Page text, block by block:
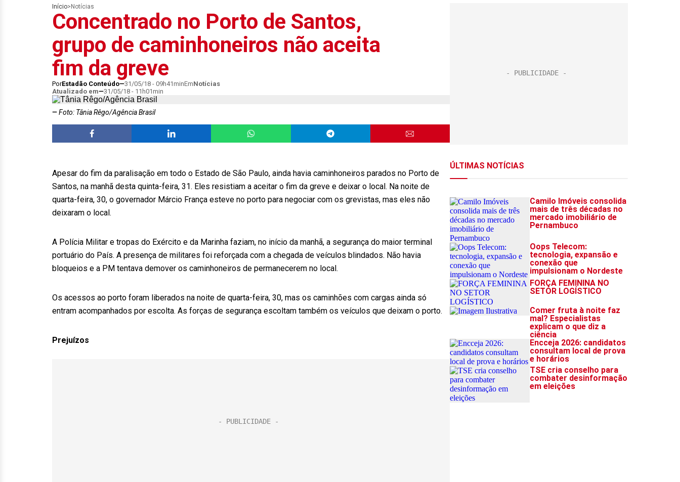
Início> Notícias
Concentrado no Porto de Santos,
grupo de caminhoneiros não aceita
fim da greve
PorEstadão Conteúdo 31/05/18 - 09h41minEmNotícias
Atualizado em
31/05/18 - 11h01min
Foto: Tânia Rêgo/Agência Brasil
Apesar do fim da paralisação em todo o Estado de São Paulo, ainda havia caminhoneiros parados no Porto de
Santos, na manhã desta quinta-feira, 31. Eles resistiam a aceitar o fim da greve e deixar o local. Na noite de
quarta-feira, 30, o governador Márcio França esteve no porto para negociar com os grevistas, mas eles não
deixaram o local.
A Polícia Militar e tropas do Exército e da Marinha faziam, no início da manhã, a segurança do maior terminal
portuário do País. A presença de militares foi reforçada com a chegada de veículos blindados. Não havia
bloqueios e a PM tentava demover os caminhoneiros de permanecerem no local.
Os acessos ao porto foram liberados na noite de quarta-feira, 30, mas os caminhões com cargas ainda só
entram acompanhados por escolta. As forças de segurança escoltam também os veículos que deixam o porto.
Prejuízos